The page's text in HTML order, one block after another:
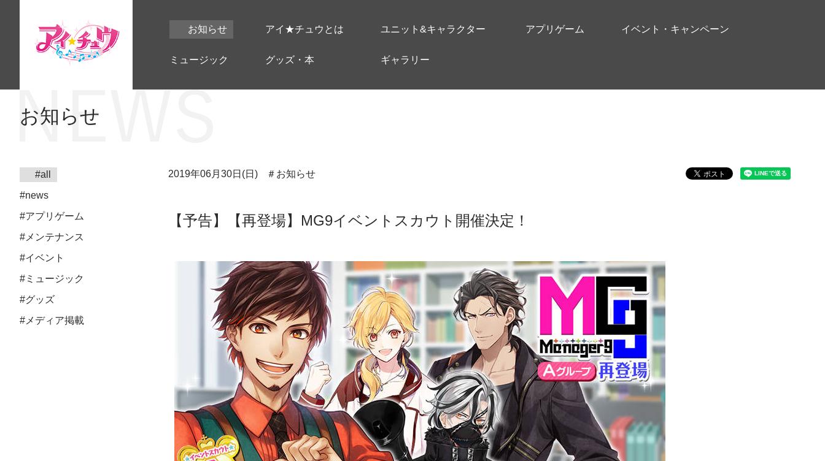
お知らせ アイ★チュウとは ユニット&キャラクター アプリゲーム イベント・キャンペーン
ミュージック グッズ・本 ギャラリー
お知らせ
#all
#news
#アプリゲーム
#メンテナンス
#イベント
#ミュージック
#グッズ
#メディア掲載
2019年06月30日(日) ＃お知らせ
【予告】【再登場】MG9イベントスカウト開催決定！